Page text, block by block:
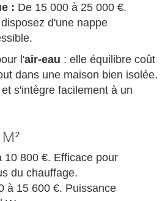
: De 15 000 à 25 000 €.
d'une nappe
l'air-eau : elle équilibre coût
dans une maison bien isolée.
s'intègre facilement à un
10 800 €. Efficace pour
du chauffage.
à 15 600 €. Puissance